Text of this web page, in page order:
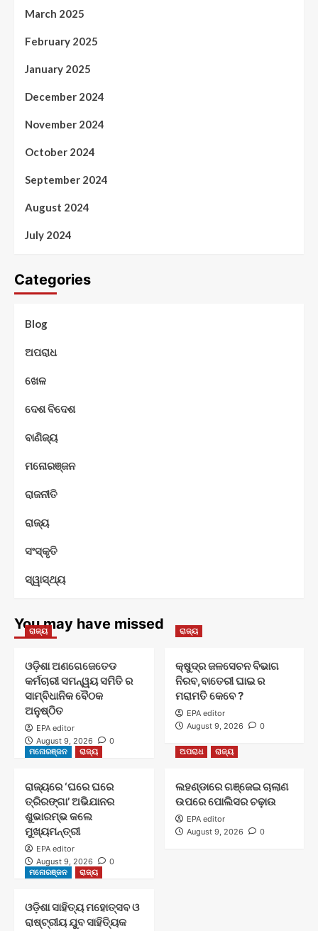
March 2025
February 2025
January 2025
December 2024
November 2024
October 2024
September 2024
August 2024
July 2024
Categories
Blog
ଅପରାଧ
ଖେଳ
ଦେଶ ବିଦେଶ
ବାଣିଜ୍ୟ
ମନୋରଞ୍ଜନ
ରାଜନୀତି
ରାଜ୍ୟ
ସଂସ୍କୃତି
ସ୍ୱାସ୍ଥ୍ୟ
You may have missed
ରାଜ୍ୟ
ଓଡ଼ିଶା ଅଣଗେଜେତେଡ
କର୍ମଚାରୀ ସମନ୍ୱୟ ସମିତି ର
ସାମ୍ବିଧାନିକ ବୈଠକ
ଅନୁଷ୍ଠିତ
EPA editor
August 9, 2026
0
ରାଜ୍ୟ
କ୍ଷୁଦ୍ର ଜଳସେଚନ ବିଭାଗ
ନିରବ,ବାତେରୀ ଘାଇ ର
ମରାମତି କେବେ ?
EPA editor
August 9, 2026
0
ମନୋରଞ୍ଜନ ରାଜ୍ୟ
ରାଜ୍ୟରେ ‘ଘରେ ଘରେ
ତ୍ରିରଙ୍ଗା’ ଅଭିଯାନର
ଶୁଭାରମ୍ଭ କଲେ
ମୁଖ୍ୟମନ୍ତ୍ରୀ
EPA editor
August 9, 2026
0
ଅପରାଧ ରାଜ୍ୟ
ଲହଣ୍ଡାରେ ଗଞ୍ଜେଇ ଚାଲାଣ
ଉପରେ ପୋଲିସର ଚଢ଼ାଉ
EPA editor
August 9, 2026
0
ମନୋରଞ୍ଜନ ରାଜ୍ୟ
ଓଡ଼ିଶା ସାହିତ୍ୟ ମହୋତ୍ସବ ଓ
ରାଷ୍ଟ୍ରୀୟ ଯୁବ ସାହିତ୍ୟିକ